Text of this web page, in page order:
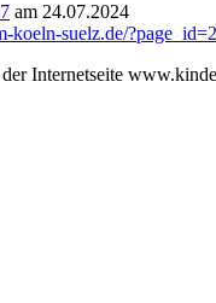
am 24.07.2024
koeln-suelz.de/
Internetseite